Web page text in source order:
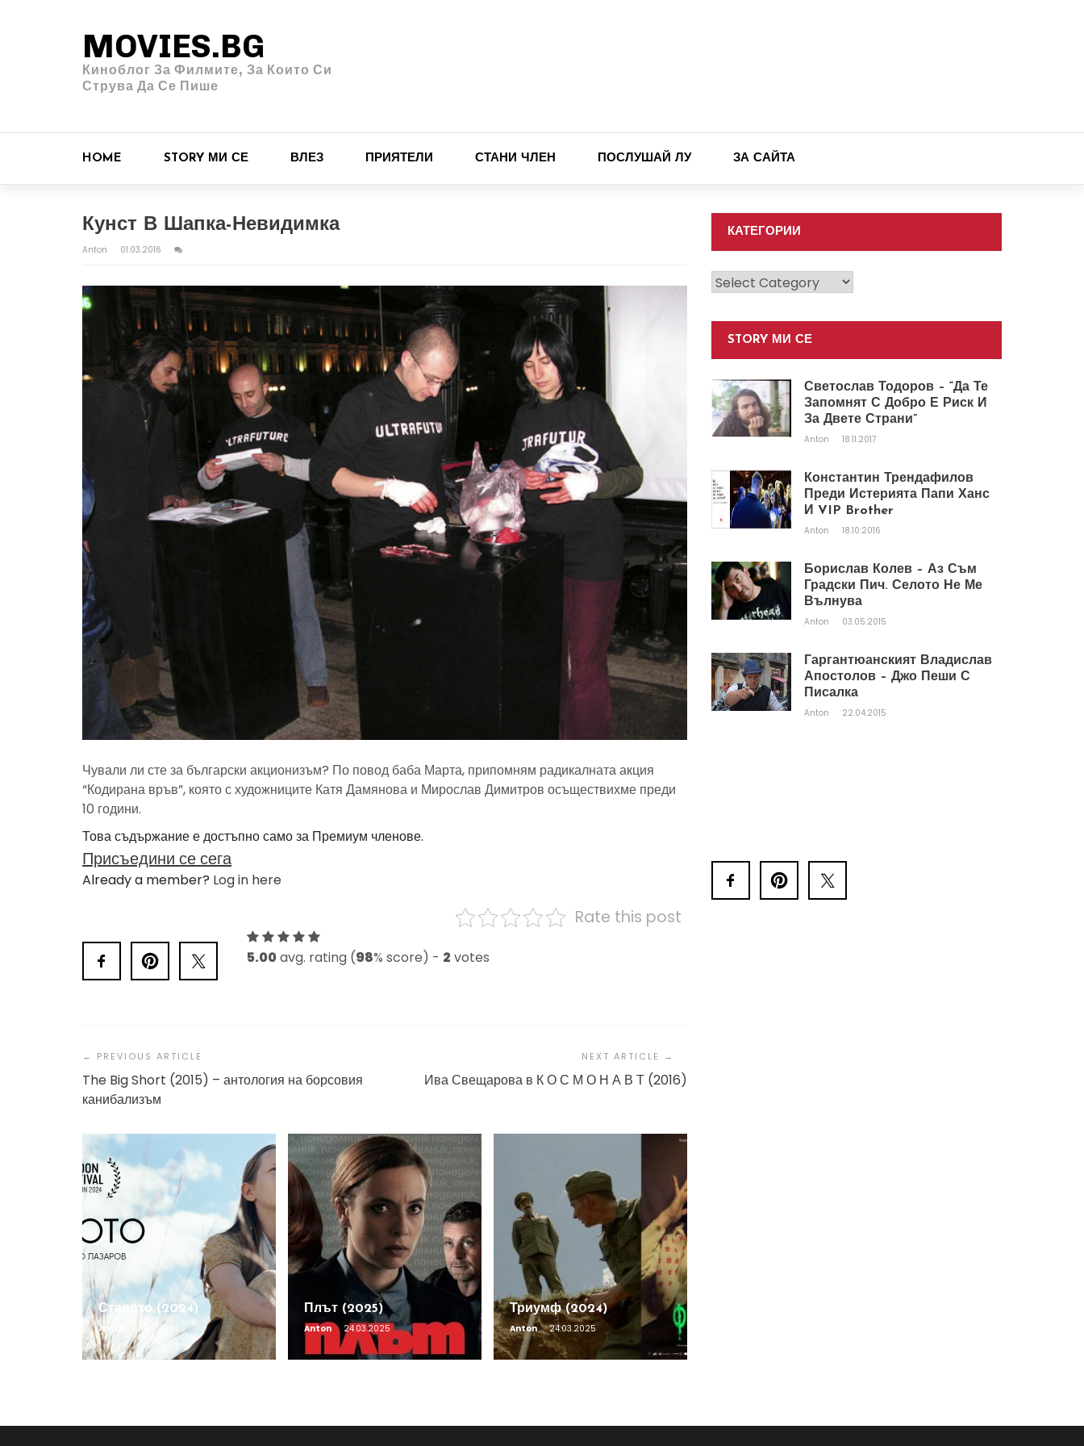
MOVIES.BG
Киноблог За Филмите, За Които Си
Струва Да Се Пише
HOME STORY МИ СЕ ВЛЕЗ ПРИЯТЕЛИ СТАНИ ЧЛЕН ПОСЛУШАЙ ЛУ ЗА САЙТА
Кунст В Шапка-Невидимка
Anton 01.03.2016
Чували ли сте за български акционизъм? По повод баба Марта, припомням радикалната акция
“Кодирана връв”, която с художниците Катя Дамянова и Мирослав Димитров осъществихме преди
10 години.
Това съдържание е достъпно само за Премиум членове.
Присъедини се сега
Already a member? Log in here
Rate this post
5.00avg. rating (98% score) - 2 votes
Navigation
The Big Short (2015) – антология на борсовия
канибализъм
Ива Свещарова в К О С М О Н А В Т (2016)
Стадото (2024)
Anton 25.03.2025
Плът (2025)
Anton 24.03.2025
Триумф (2024)
Anton 24.03.2025
КАТЕГОРИИ
Категории
STORY МИ СЕ
Светослав Тодоров – “Да Те
Запомнят С Добро Е Риск И
За Двете Страни”
Anton 18.11.2017
Константин Трендафилов
Преди Истерията Папи Ханс
И VIP Brother
Anton 18.10.2016
Борислав Колев – Аз Съм
Градски Пич. Селото Не Ме
Вълнува
Anton 03.05.2015
Гаргантюанският Владислав
Апостолов – Джо Пеши С
Писалка
Anton 22.04.2015